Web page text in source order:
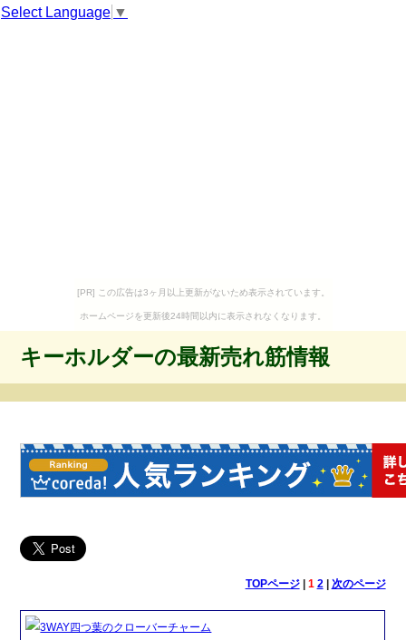
Select Language ▼
[PR] この広告は3ヶ月以上更新がないため表示されています。
ホームページを更新後24時間以内に表示されなくなります。
キーホルダーの最新売れ筋情報
TOPページ| 1 2| 次のページ
3WAY四つ葉のクローバーチャーム